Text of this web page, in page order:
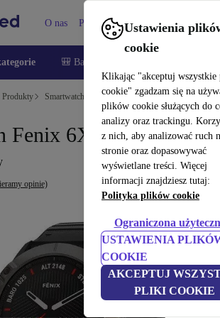
Ustawienia
cookie
Klikając "akceptuj
cookie" zgadzam się na
plików cookie służących do
analizy oraz trackingu.
z nich, aby analizować ruch
stronie oraz dopasowywać
wyświetlane treści. Więcej
informacji znajdziesz tutaj:
Polityka plików cookie
Ograniczona
USTAWIENIA
COOKIE
AKCEPTUJ
PLIKI COOKIE
O nas Pomoc
🎒 Back to school
Produkty Smartwatche
Fenix 6X Szafir (2019)
opinie)